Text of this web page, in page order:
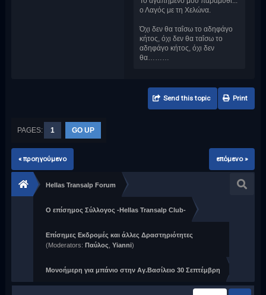
ο Λαγός με τη Χελώνα.
Όχι δεν θα ταΐσω το αδηφάγο
κήτος, όχι δεν θα ταΐσω το
αδηφάγο κήτος, όχι δεν
θα………
Send this topic Print
PAGES: 1 GO UP
« προηγούμενο επόμενο »
Hellas Transalp Forum
Ο επίσημος Σύλλογος -Hellas Transalp Club-
Επίσημες Εκδρομές και άλλες Δραστηριότητες
(Moderators: Παύλος ,Yianni)
Μονοήμερη για μπάνιο στην Αγ.Βασίλειο 30 Σεπτέμβρη